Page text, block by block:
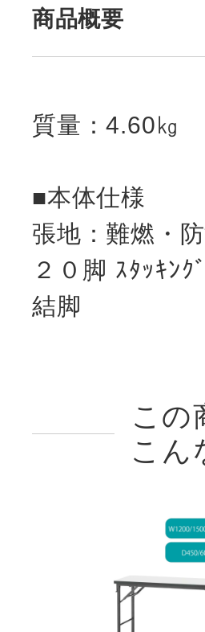
商品概要
質量：4.60㎏
■本体仕様
張地：難燃・
２０脚 ｽﾀｯｷﾝ
結脚
この
こん